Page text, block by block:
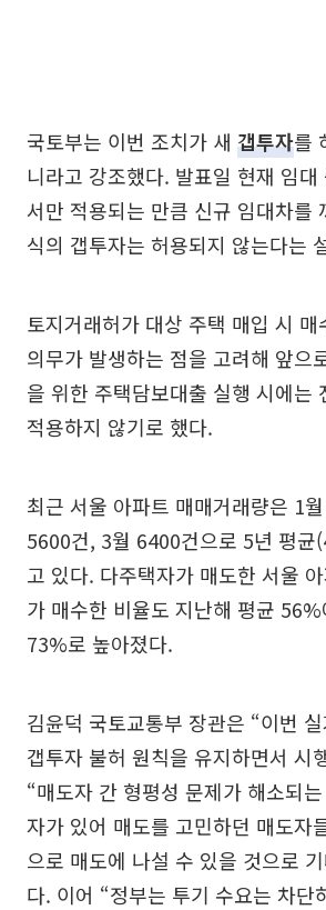
국토부는 이번 조치가 새 갭투자를
니라고 강조했다. 발표일 현재 임대
서만 적용되는 만큼 신규 임대차를
식의 갭투자는 허용되지 않는다는
토지거래허가 대상 주택 매입 시 매
의무가 발생하는 점을 고려해 앞으
을 위한 주택담보대출 실행 시에는
적용하지 않기로 했다.
최근 서울 아파트 매매거래량은 1
5600건, 3월 6400건으로 5년 평균
고 있다. 다주택자가 매도한 서울
가 매수한 비율도 지난해 평균
73%로 높아졌다.
김윤덕 국토교통부 장관은 “이번
갭투자 불허 원칙을 유지하면서 시
“매도자 간 형평성 문제가 해소되
자가 있어 매도를 고민하던 매도자
으로 매도에 나설 수 있을 것으로
다. 이어 “정부는 투기 수요는 차단